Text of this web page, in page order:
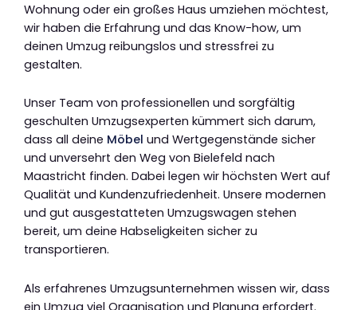
Wohnung oder ein großes Haus umziehen möchtest,
wir haben die Erfahrung und das Know-how, um
deinen Umzug reibungslos und stressfrei zu
gestalten.
Unser Team von professionellen und sorgfältig
geschulten Umzugsexperten kümmert sich darum,
dass all deine Möbel und Wertgegenstände sicher
und unversehrt den Weg von Bielefeld nach
Maastricht finden. Dabei legen wir höchsten Wert auf
Qualität und Kundenzufriedenheit. Unsere modernen
und gut ausgestatteten Umzugswagen stehen
bereit, um deine Habseligkeiten sicher zu
transportieren.
Als erfahrenes Umzugsunternehmen wissen wir, dass
ein Umzug viel Organisation und Planung erfordert.